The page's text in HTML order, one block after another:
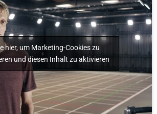
hier, um Marketing-Cookies zu
und diesen Inhalt zu aktivieren